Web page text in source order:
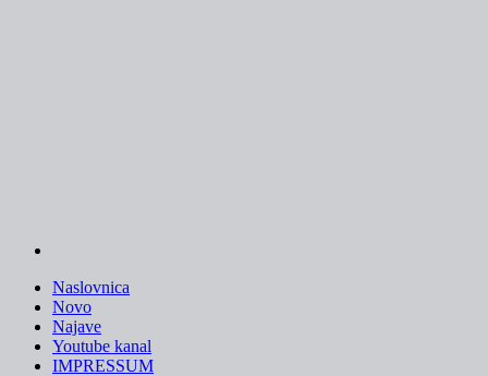
Naslovnica
Novo
Najave
Youtube kanal
IMPRESSUM